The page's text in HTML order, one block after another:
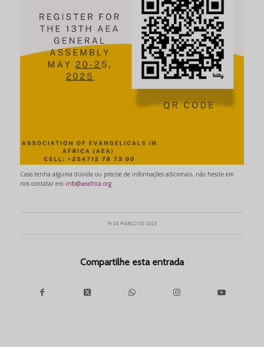
Caso tenha alguma dúvida ou precise de informações adicionais, não hesite em
nos contatar em info@aeafrica.org
19 DE MARÇO DE 2025
Compartilhe esta entrada